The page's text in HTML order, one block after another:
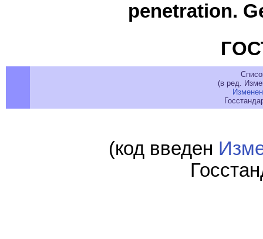
penetration.
(в ред.
(код введен